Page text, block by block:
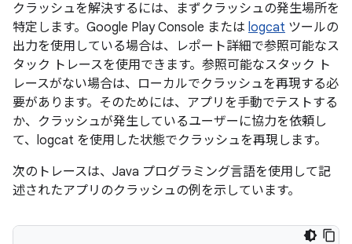
クラッシュを解決するには、まずクラッシュの発生場所を
特定します。Google Play Console または logcat ツールの
出力を使用している場合は、レポート詳細で参照可能なス
タック トレースを使用できます。参照可能なスタック ト
レースがない場合は、ローカルでクラッシュを再現する必
要があります。そのためには、アプリを手動でテストする
か、クラッシュが発生しているユーザーに協力を依頼し
て、logcat を使用した状態でクラッシュを再現します。
次のトレースは、Java プログラミング言語を使用して記
述されたアプリのクラッシュの例を示しています。